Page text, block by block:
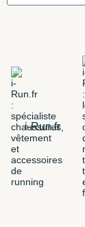
i-Run.fr